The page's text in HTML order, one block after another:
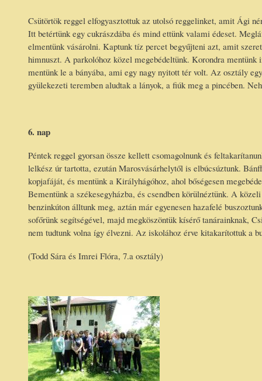
Csütörtök reggel elfogyasztottuk az utolsó reggelinket, amit Ági
Itt betértünk egy cukrászdába és mind ettünk valami édeset.
elmentünk vásárolni. Kaptunk tíz percet begyűjteni azt, amit
himnuszt. A parkolóhoz közel megebédeltünk. Korondra mentünk
mentünk le a bányába, ami egy nagy nyitott tér volt. Az osztály
gyülekezeti teremben aludtak a lányok, a fiúk meg a pincében.
6. nap
Péntek reggel gyorsan össze kellett csomagolnunk és
lelkész úr tartotta, ezután Marosvásárhelytől is elbúcsúztunk.
kopjafáját, és mentünk a Királyhágóhoz, ahol bőségesen
Bementünk a székesegyházba, és csendben körülnéztünk. A
benzinkúton álltunk meg, aztán már egyenesen hazafelé
sofőrünk segítségével, majd megköszöntük kísérő tanárainknak,
nem tudtunk volna így élvezni. Az iskolához érve kitakarítottuk a
(Todd Sára és Imrei Flóra, 7.a osztály)